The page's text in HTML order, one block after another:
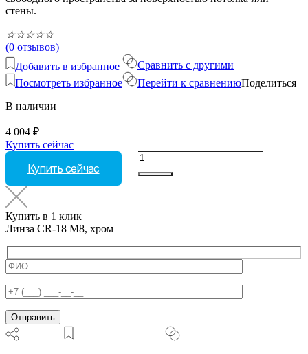
стены.
☆☆☆☆☆
(0 отзывов)
Добавить в избранное
Посмотреть избранное
Сравнить с другими
Перейти к сравнениюПоделиться
В наличии
4 004 ₽
Купить сейчас
Купить сейчас
Количество
Купить в 1 клик
Линза CR-18 М8, хром